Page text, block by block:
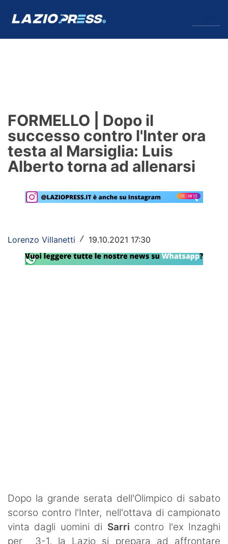
Formello
Infortuni
Primavera
Calciomercato
Rassegna Lazio
Social
FORMELLO | Dopo il
successo contro l'Inter ora
testa al Marsiglia: Luis
Alberto torna ad allenarsi
Lorenzo Villanetti / 19.10.2021 17:30
Dopo la grande serata dell'Olimpico di sabato
scorso contro l'Inter, nell'ottava di campionato
vinta dagli uomini di Sarri contro l'ex Inzaghi
per 3-1, la Lazio si prepara ad affrontare